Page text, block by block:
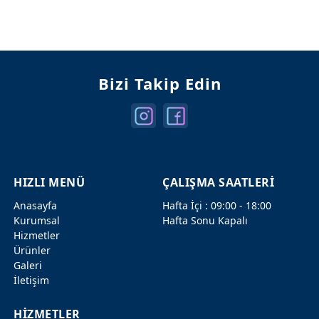
Bizi Takip Edin
HIZLI MENÜ
Anasayfa
Kurumsal
Hizmetler
Ürünler
Galeri
İletişim
ÇALIŞMA SAATLERİ
Hafta İçi : 09:00 - 18:00
Hafta Sonu Kapalı
HİZMETLER